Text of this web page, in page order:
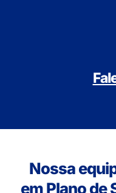
Nossa
em Plano de